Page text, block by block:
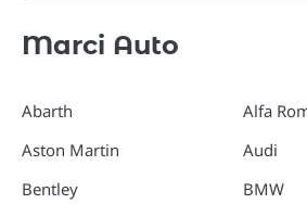
Marci Auto
Abarth
Aston Martin
Bentley
Alfa
Audi
BMW